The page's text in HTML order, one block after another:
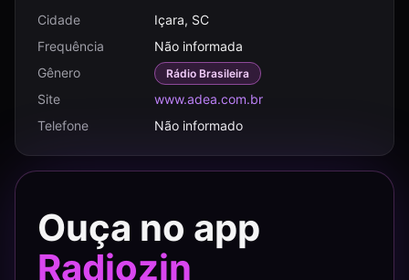
Cidade
Içara, SC
Frequência
Não informada
Gênero
Rádio Brasileira
Site
www.adea.com.br
Telefone
Não informado
Ouça no app
Radiozin